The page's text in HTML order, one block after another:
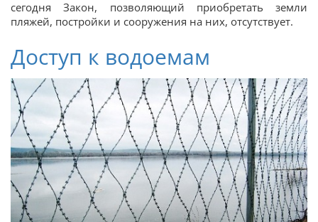
сегодня Закон, позволяющий приобретать земли
пляжей, постройки и сооружения на них, отсутствует.
Доступ к водоемам